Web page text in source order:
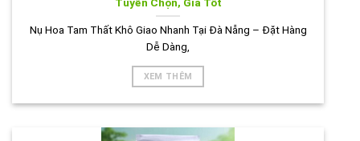
Nụ Hoa Tam Thất Khô Giao Nhanh Tại Đà Nẵng – Đặt Hàng
Dễ Dàng,
XEM THÊM